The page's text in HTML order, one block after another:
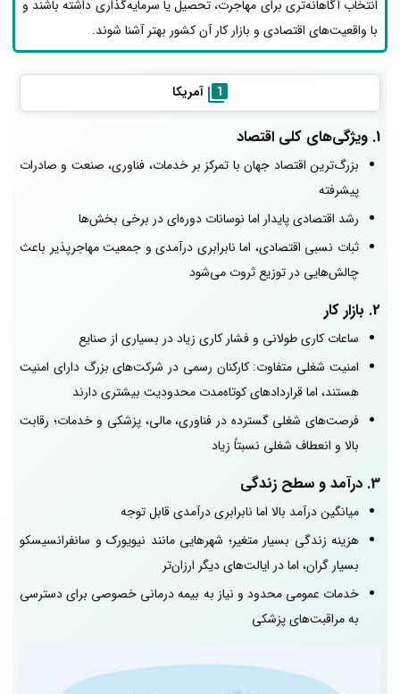
انتخاب آگاهانه‌تری برای مهاجرت، تحصیل یا سرمایه‌گذاری داشته باشند و
با واقعیت‌های اقتصادی و بازار کار آن کشور بهتر آشنا شوند.
آمریکا
1. ویژگی‌های کلی اقتصاد
بزرگ‌ترین اقتصاد جهان با تمرکز بر خدمات، فناوری، صنعت و صادرات
پیشرفته
رشد اقتصادی پایدار اما نوسانات دوره‌ای در برخی بخش‌ها
ثبات نسبی اقتصادی، اما نابرابری درآمدی و جمعیت مهاجرپذیر باعث
چالش‌هایی در توزیع ثروت می‌شود
2. بازار کار
ساعات کاری طولانی و فشار کاری زیاد در بسیاری از صنایع
امنیت شغلی متفاوت: کارکنان رسمی در شرکت‌های بزرگ دارای امنیت
هستند، اما قراردادهای کوتاه‌مدت محدودیت بیشتری دارند
فرصت‌های شغلی گسترده در فناوری، مالی، پزشکی و خدمات؛ رقابت
بالا و انعطاف شغلی نسبتاً زیاد
3. درآمد و سطح زندگی
میانگین درآمد بالا اما نابرابری درآمدی قابل توجه
هزینه زندگی بسیار متغیر؛ شهرهایی مانند نیویورک و سانفرانسیسکو
بسیار گران، اما در ایالت‌های دیگر ارزان‌تر
خدمات عمومی محدود و نیاز به بیمه درمانی خصوصی برای دسترسی
به مراقبت‌های پزشکی